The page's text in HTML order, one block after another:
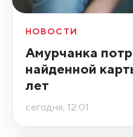
НОВОСТИ
Амурчанка
найденной
лет
сегодня, 12:01